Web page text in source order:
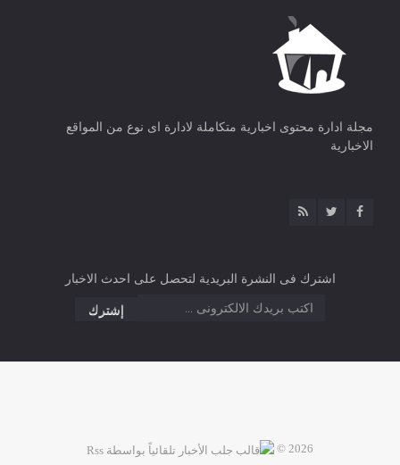
مجلة ادارة محتوى اخبارية متكاملة لادارة اى نوع من المواقع
الاخبارية
اشترك فى النشرة البريدية لتحصل على احدث الاخبار
2026 ©